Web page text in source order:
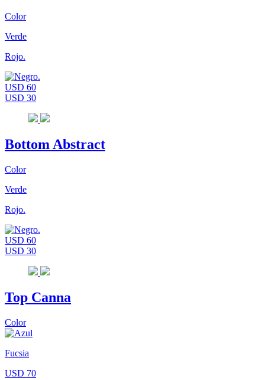
Color
Verde
Rojo.
USD 60
USD 30
Bottom Abstract
Color
Verde
Rojo.
USD 60
USD 30
Top Canna
Color
Fucsia
USD 70